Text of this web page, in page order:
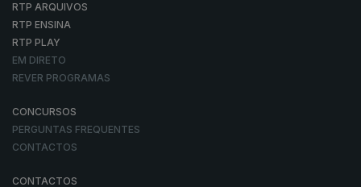
RTP ARQUIVOS
RTP ENSINA
RTP PLAY
EM DIRETO
REVER PROGRAMAS
CONCURSOS
PERGUNTAS FREQUENTES
CONTACTOS
CONTACTOS